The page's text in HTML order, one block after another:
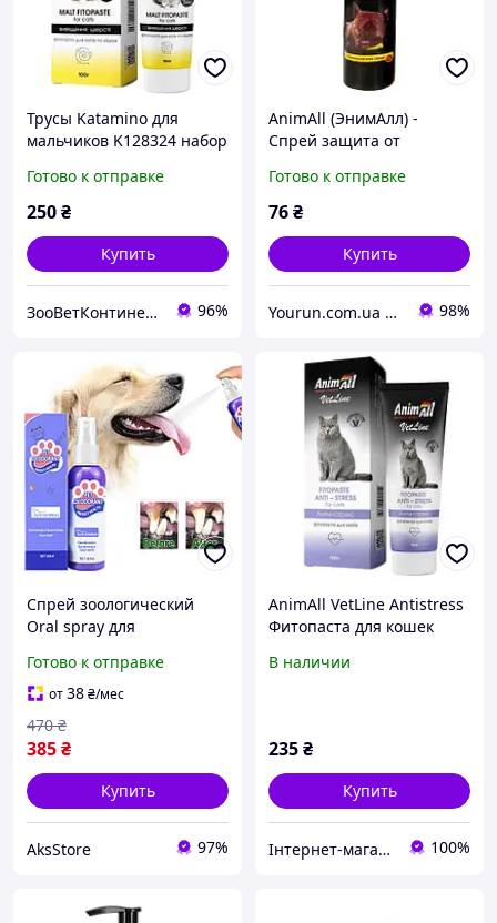
Трусы Katamino для
мальчиков K128324 набор
разноцветные 9-10(р)
Готово к отправке
250₴
Купить
ЗооВетКонтинент 96%
AnimAll (ЭнимАлл) -
Спрей защита от
мл
Готово к отправке
76₴
Купить
Yourun.com.ua интернет магазин 98%
Спрей зоологический
Oral spray для
ротовой полости собак и
кошек 60мл
Готово к отправке
от38₴/мес
385₴
470 ₴
Купить
AksStore 97%
AnimAll VetLine Antistress
Фитопаста для кошек
В наличии
235₴
Купить
Інтернет-магазин "ZooRiva" 100%